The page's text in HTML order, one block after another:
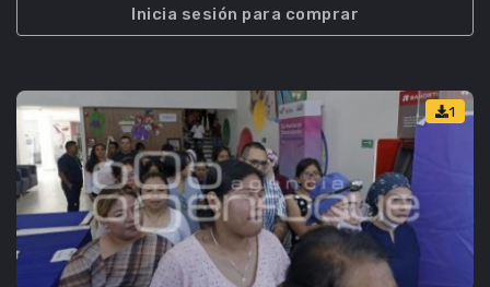
Inicia sesión para comprar
1